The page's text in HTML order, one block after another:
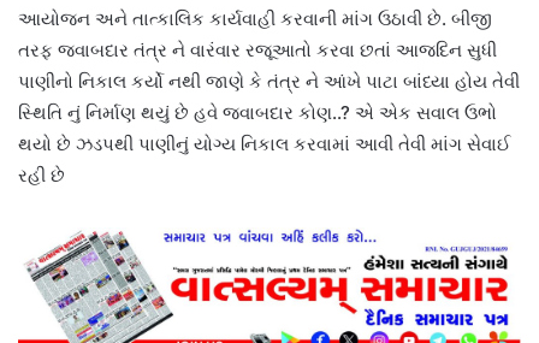
આયોજન અને તાત્કાલિક કાર્યવાહી કરવાની માંગ ઉઠાવી છે. બીજી
તરફ જવાબદાર તંત્ર ને વારંવાર રજૂઆતો કરવા છતાં આજદિન સુધી
પાણીનો નિકાલ કર્યો નથી જાણે કે તંત્ર ને આંખે પાટા બાંધ્યા હોય તેવી
સ્થિતિ નું નિર્માણ થયું છે હવે જવાબદાર કોણ..? એ એક સવાલ ઉભો
થયો છે ઝડપથી પાણીનું યોગ્ય નિકાલ કરવામાં આવી તેવી માંગ સેવાઈ
રહી છે